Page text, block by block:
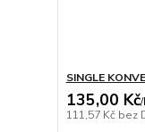
SINGLE
135,00 Kč/
111,57 Kč bez